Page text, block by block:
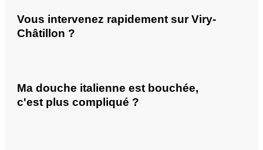
Vous intervenez rapidement sur Viry-
Châtillon ?
Ma douche italienne est bouchée,
c'est plus compliqué ?